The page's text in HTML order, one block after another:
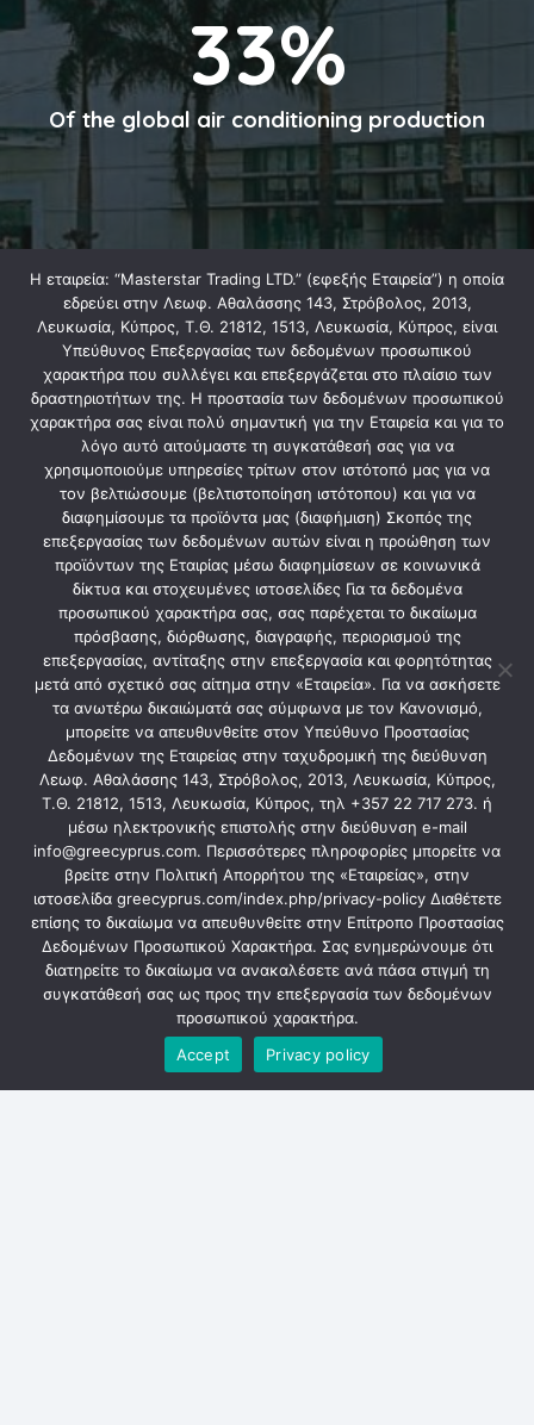
33%
Of the global air conditioning production
MASTERSTAR is ready to help you choose the most ideal air
conditioners for your premises through a wide range of high-quality
and high-tech products, providing a five year warranty on all parts of
the products.
Contact
Limassol Office
Alkidamou 4 4101 Viom. Agios Athanasios
8:00 am – 5:00 pm
Η εταιρεία: “Masterstar Trading LTD.” (εφεξής Εταιρεία”) η οποία
εδρεύει στην Λεωφ. Αθαλάσσης 143, Στρόβολος, 2013,
Λευκωσία, Κύπρος, Τ.Θ. 21812, 1513, Λευκωσία, Κύπρος, είναι
Υπεύθυνος Επεξεργασίας των δεδομένων προσωπικού
χαρακτήρα που συλλέγει και επεξεργάζεται στο πλαίσιο των
δραστηριοτήτων της. Η προστασία των δεδομένων προσωπικού
χαρακτήρα σας είναι πολύ σημαντική για την Εταιρεία και για το
λόγο αυτό αιτούμαστε τη συγκατάθεσή σας για να
χρησιμοποιούμε υπηρεσίες τρίτων στον ιστότοπό μας για να
τον βελτιώσουμε (βελτιστοποίηση ιστότοπου) και για να
διαφημίσουμε τα προϊόντα μας (διαφήμιση) Σκοπός της
επεξεργασίας των δεδομένων αυτών είναι η προώθηση των
προϊόντων της Εταιρίας μέσω διαφημίσεων σε κοινωνικά
δίκτυα και στοχευμένες ιστοσελίδες Για τα δεδομένα
προσωπικού χαρακτήρα σας, σας παρέχεται το δικαίωμα
πρόσβασης, διόρθωσης, διαγραφής, περιορισμού της
επεξεργασίας, αντίταξης στην επεξεργασία και φορητότητας
μετά από σχετικό σας αίτημα στην «Εταιρεία». Για να ασκήσετε
τα ανωτέρω δικαιώματά σας σύμφωνα με τον Κανονισμό,
μπορείτε να απευθυνθείτε στον Υπεύθυνο Προστασίας
Δεδομένων της Εταιρείας στην ταχυδρομική της διεύθυνση
Λεωφ. Αθαλάσσης 143, Στρόβολος, 2013, Λευκωσία, Κύπρος,
Τ.Θ. 21812, 1513, Λευκωσία, Κύπρος, τηλ +357 22 717 273. ή
μέσω ηλεκτρονικής επιστολής στην διεύθυνση e-mail
info@greecyprus.com. Περισσότερες πληροφορίες μπορείτε να
βρείτε στην Πολιτική Απορρήτου της «Εταιρείας», στην
ιστοσελίδα greecyprus.com/index.php/privacy-policy Διαθέτετε
επίσης το δικαίωμα να απευθυνθείτε στην Επίτροπο Προστασίας
Δεδομένων Προσωπικού Χαρακτήρα. Σας ενημερώνουμε ότι
διατηρείτε το δικαίωμα να ανακαλέσετε ανά πάσα στιγμή τη
συγκατάθεσή σας ως προς την επεξεργασία των δεδομένων
προσωπικού χαρακτήρα.
Accept
Privacy policy